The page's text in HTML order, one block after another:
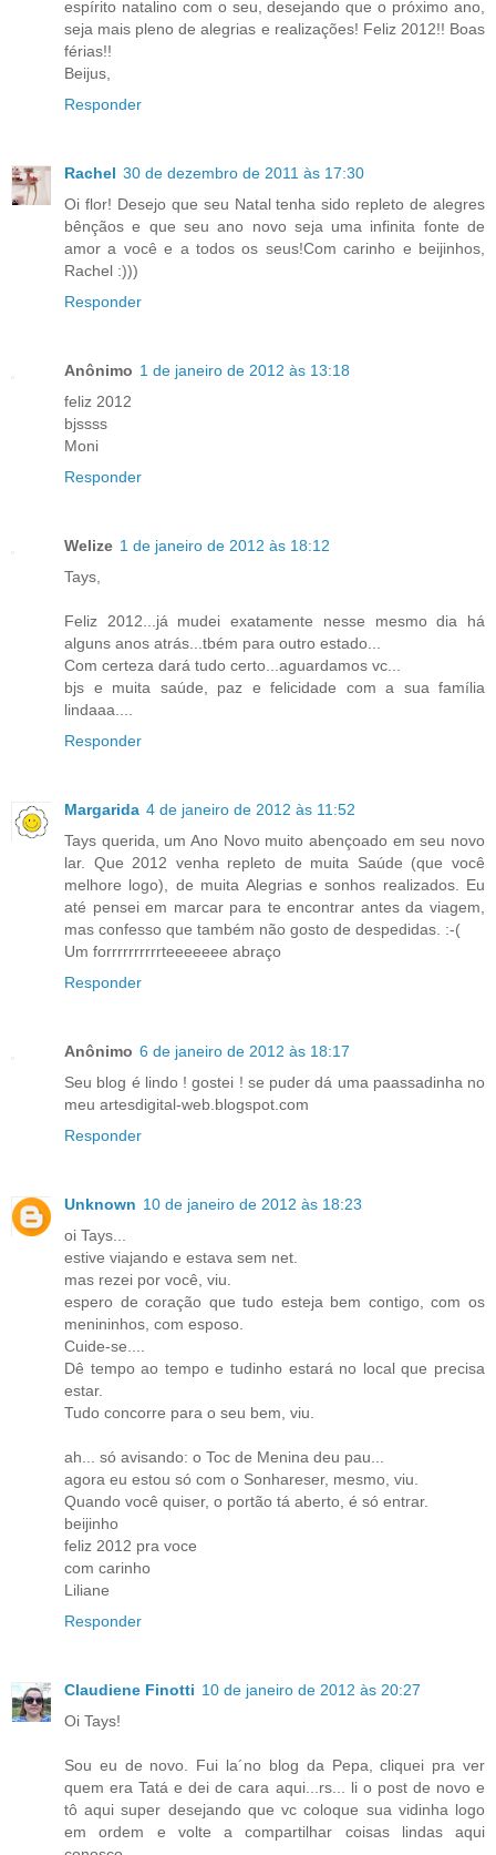
espírito natalino com o seu, desejando que o próximo ano,
seja mais pleno de alegrias e realizações! Feliz 2012!! Boas
férias!!
Beijus,
Responder
Rachel 30 de dezembro de 2011 às 17:30
Oi flor! Desejo que seu Natal tenha sido repleto de alegres
bênçãos e que seu ano novo seja uma infinita fonte de
amor a você e a todos os seus!Com carinho e beijinhos,
Rachel :)))
Responder
Anônimo 1 de janeiro de 2012 às 13:18
feliz 2012
bjssss
Moni
Responder
Welize 1 de janeiro de 2012 às 18:12
Tays,
Feliz 2012...já mudei exatamente nesse mesmo dia há
alguns anos atrás...tbém para outro estado...
Com certeza dará tudo certo...aguardamos vc...
bjs e muita saúde, paz e felicidade com a sua família
lindaaa....
Responder
Margarida 4 de janeiro de 2012 às 11:52
Tays querida, um Ano Novo muito abençoado em seu novo
lar. Que 2012 venha repleto de muita Saúde (que você
melhore logo), de muita Alegrias e sonhos realizados. Eu
até pensei em marcar para te encontrar antes da viagem,
mas confesso que também não gosto de despedidas. :-(
Um forrrrrrrrrrteeeeeee abraço
Responder
Anônimo 6 de janeiro de 2012 às 18:17
Seu blog é lindo ! gostei ! se puder dá uma paassadinha no
meu artesdigital-web.blogspot.com
Responder
Unknown 10 de janeiro de 2012 às 18:23
oi Tays...
estive viajando e estava sem net.
mas rezei por você, viu.
espero de coração que tudo esteja bem contigo, com os
menininhos, com esposo.
Cuide-se....
Dê tempo ao tempo e tudinho estará no local que precisa
estar.
Tudo concorre para o seu bem, viu.
ah... só avisando: o Toc de Menina deu pau...
agora eu estou só com o Sonhareser, mesmo, viu.
Quando você quiser, o portão tá aberto, é só entrar.
beijinho
feliz 2012 pra voce
com carinho
Liliane
Responder
Claudiene Finotti 10 de janeiro de 2012 às 20:27
Oi Tays!
Sou eu de novo. Fui la´no blog da Pepa, cliquei pra ver
quem era Tatá e dei de cara aqui...rs... li o post de novo e
tô aqui super desejando que vc coloque sua vidinha logo
em ordem e volte a compartilhar coisas lindas aqui